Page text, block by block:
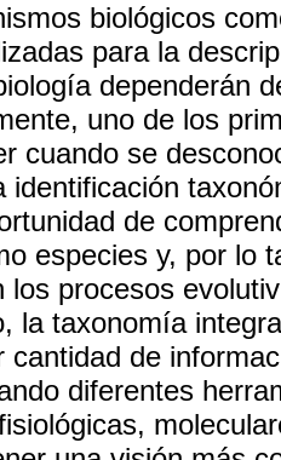
biológicos
para la
dependerán
uno de los
cuando se
identificación
de
especies y, por lo
los procesos
la taxonomía
cantidad de
diferentes